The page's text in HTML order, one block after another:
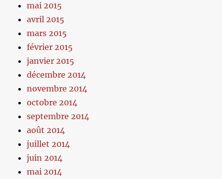
mai 2015
avril 2015
mars 2015
février 2015
janvier 2015
décembre 2014
novembre 2014
octobre 2014
septembre 2014
août 2014
juillet 2014
juin 2014
mai 2014